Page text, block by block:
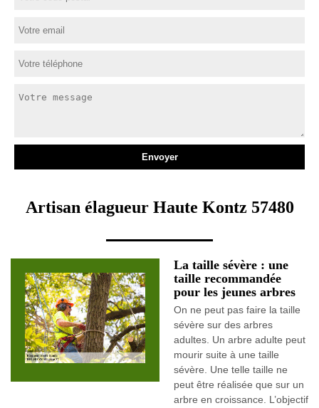
Artisan élagueur Haute Kontz 57480
La taille sévère : une
taille recommandée
pour les jeunes arbres
On ne peut pas faire la taille
sévère sur des arbres
adultes. Un arbre adulte peut
mourir suite à une taille
sévère. Une telle taille ne
peut être réalisée que sur un
arbre en croissance. L’objectif